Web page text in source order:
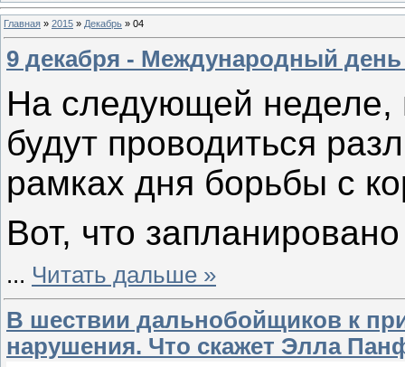
Главная » 2015 » Декабрь » 04
9 декабря - Международный
На следующей неделе,
будут проводиться
рамках дня борьбы с
Вот, что
... Читать дальше »
В шествии дальнобойщиков к
нарушения. Что скажет Элла